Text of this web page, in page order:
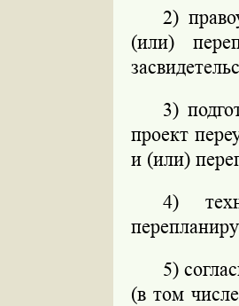
2)
(или)
3)
проект
и (или)
4)
5)
(в том